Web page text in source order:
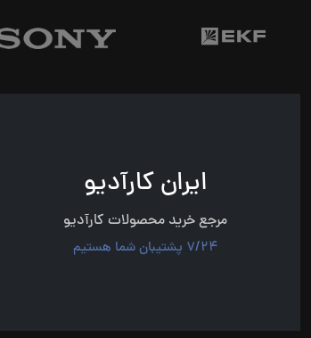
ایران کارآدیو
مرجع خرید محصولات کارآدیو
7/24 پشتیبان شما هستیم